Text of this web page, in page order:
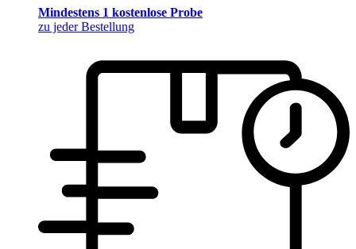
Mindestens 1 kostenlose Probe
zu jeder Bestellung